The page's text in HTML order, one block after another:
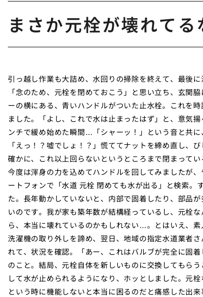
まさか元栓が壊れて
引っ越し作業も大詰め、水回りの掃除を終えて、最後
「念のため、元栓を閉めておこう」と思い立ち、玄関
ーの横にある、青いハンドルがついた止水栓。これを
ました。「よし、これで水は止まったはず」と、意気
ンチで緩め始めた瞬間…「シャーッ！」という音と共
「えっ！？嘘でしょ！？」慌ててナットを締め直し、
確かに、これ以上回らないというところまで閉まって
今度は渾身の力を込めてハンドルを回してみましたが
ートフォンで「水道 元栓 閉めても水が出る」と検索
た。長年動かしていないと、内部で固着したり、部品
いのです。我が家も築年数が結構経っているし、元栓
ら、本当に壊れているのかもしれない…。とはいえ、
洗濯機の取り外しを諦め、翌日、地域の指定水道業者
れて、状況を確認。「あー、これはバルブが完全に固
のこと。結局、元栓自体を新しいものに交換してもら
して水が止められるようになり、ホッとしました。元
という時に機能しないと本当に困るのだと痛感した出